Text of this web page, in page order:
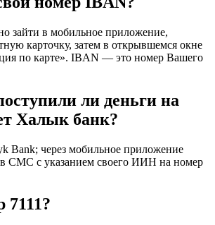
зайти в мобильное приложение,
карточку, затем в открывшемся окне
по карте». IBAN — это номер Вашего
ли деньги на
Халык банк?
Bank; через мобильное приложение
СМС с указанием своего ИИН на номер
7111?